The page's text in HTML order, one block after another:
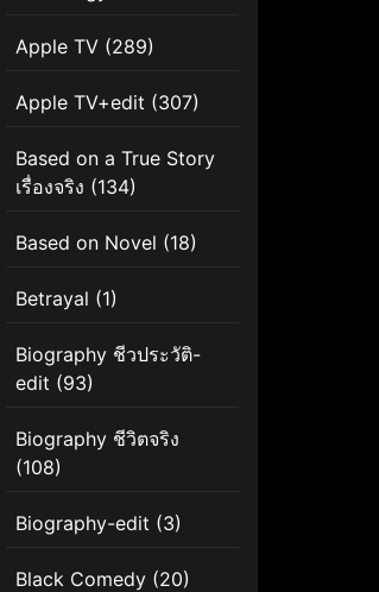
Apple TV (289)
Apple TV+edit (307)
Based on a True Story
เรื่องจริง (134)
Based on Novel (18)
Betrayal (1)
Biography ชีวประวัติ-
edit (93)
Biography ชีวิตจริง
(108)
Biography-edit (3)
Black Comedy (20)